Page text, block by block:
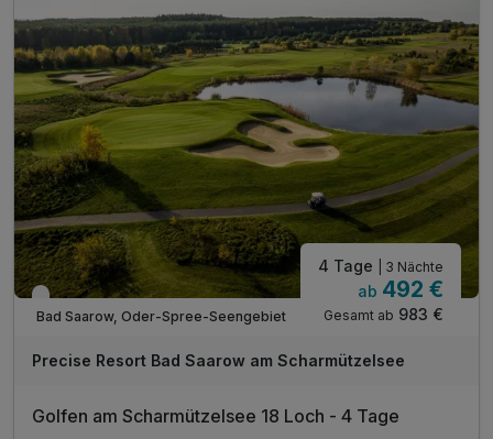
Leihbademantel bei Anreise auf dem Zimmer
Aktivitätenprogramm vor Ort inklusive
WLAN im gesamten Hotel
Informationsmaterial für Ausflüge am Hotelempfang
Nur noch bis Oktober
Bad Saarow, Oder-Spree-Seengebiet
4 Tage | 3 Nächte
ab 492 €
Gesamt ab 983 €
Precise Resort Bad Saarow am Scharmützelsee
Golfen am Scharmützelsee 18 Loch - 4 Tage